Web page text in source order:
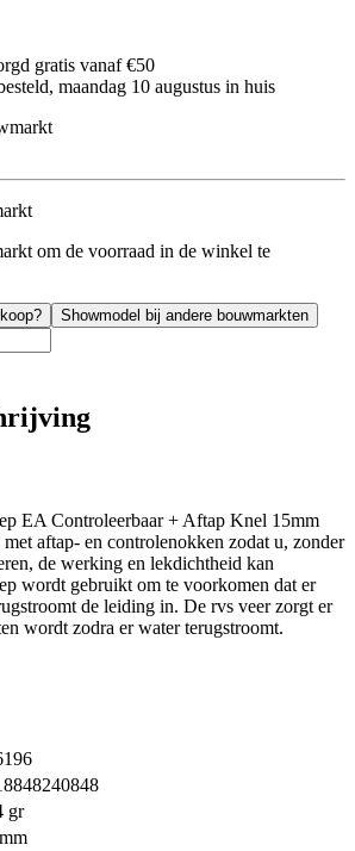
gratis vanaf €50
maandag 10 augustus in huis
om de voorraad in de winkel te
Showmodel bij andere bouwmarkten
EA Controleerbaar + Aftap Knel 15mm
met aftap- en controlenokken zodat u, zonder
de werking en lekdichtheid kan
wordt gebruikt om te voorkomen dat er
de leiding in. De rvs veer zorgt er
wordt zodra er water terugstroomt.
gr